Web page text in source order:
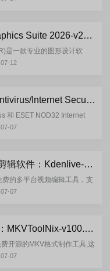
CorelDRAW Graphics Suite 2026-v27.1.0.129-v2 中文直装修正版
是一款专业的图形设计软
公司开发的一款功能强大
12
ESET NOD32 Antivirus/Internet Security-19.2.7.0(07.05) 特别版
和 ESET NOD32 Internet
景的两款安全软件，是斯洛
07
开源免费的视频剪辑软件：Kdenlive-v26.04.3 多语言绿色版/安装版
的多平台视频编辑工具，支
与转场，兼容几乎所有音视
07
音视频封装工具：MKVToolNix-v100.0 官方正式版
开源的MKV格式制作工具,这
视频,音频,字幕等封装成mkv
07